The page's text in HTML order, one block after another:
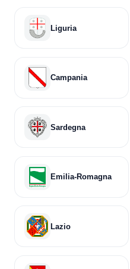
Liguria
Campania
Sardegna
Emilia-Romagna
Lazio